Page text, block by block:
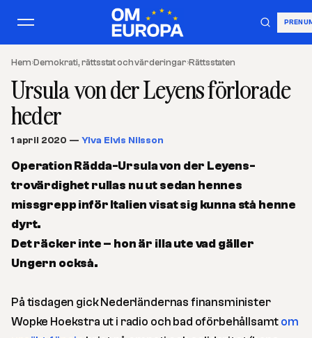
Hem›Demokrati, rättsstat och värderingar›Rättsstaten
Ursula von der Leyens förlorade
heder
1 april 2020 — Ylva Elvis Nilsson
Operation Rädda-Ursula von der Leyens-
trovärdighet rullas nu ut sedan hennes
missgrepp inför Italien visat sig kunna stå henne
dyrt.
Det räcker inte – hon är illa ute vad gäller
Ungern också.
På tisdagen gick Nederländernas finansminister
Wopke Hoekstra ut i radio och bad oförbehållsamt om